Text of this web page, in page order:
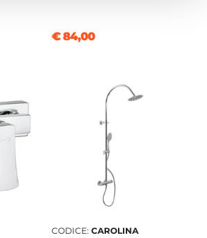
Clack
€ 84,00
CODICE: CAROLINA